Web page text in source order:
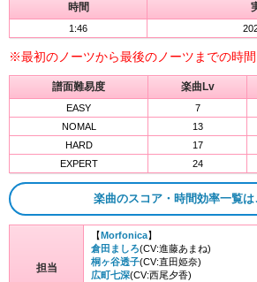
時間
1:46
※最初のノーツから最後のノーツまでの時間
譜面難易度 楽曲Lv
EASY 7
NOMAL
13
HARD
17
EXPERT
24
楽曲のスコア・時間効率一覧は
担当
【 Morfonica】
倉田ましろ(CV:進藤あまね)
桐ヶ谷透子(CV:直田姫奈)
広町七深(CV:西尾夕香)